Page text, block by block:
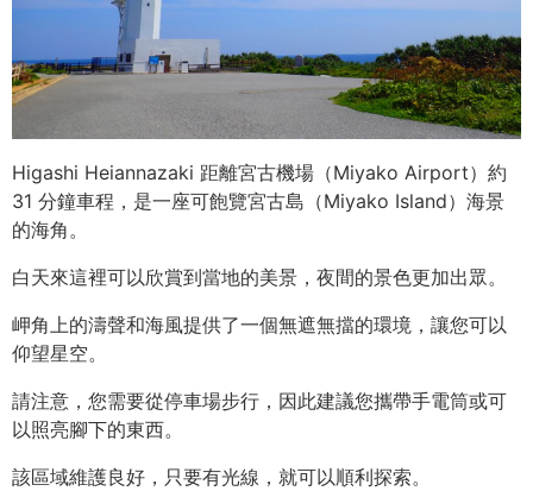
Higashi Heiannazaki 距離宮古機場（Miyako Airport）約
31 分鐘車程，是一座可飽覽宮古島（Miyako Island）海景
的海角。
白天來這裡可以欣賞到當地的美景，夜間的景色更加出眾。
岬角上的濤聲和海風提供了一個無遮無擋的環境，讓您可以
仰望星空。
請注意，您需要從停車場步行，因此建議您攜帶手電筒或可
以照亮腳下的東西。
該區域維護良好，只要有光線，就可以順利探索。